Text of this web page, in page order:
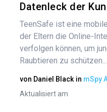
Datenleck der
TeenSafe ist eine
der Eltern die Online-
verfolgen können, um
Raubtieren zu schützen...
von Daniel Black in mSpy
Aktualisiert am